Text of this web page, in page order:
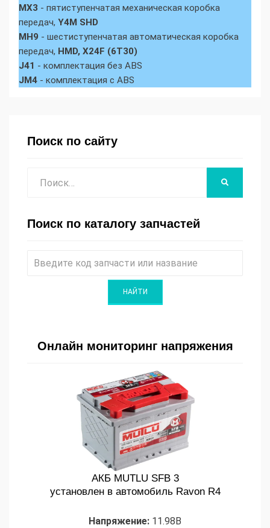
MX3 - пятиступенчатая механическая коробка
передач, Y4M SHD
MH9 - шестиступенчатая автоматическая коробка
передач, HMD, X24F (6T30)
J41 - комплектация без ABS
JM4 - комплектация с ABS
Поиск по сайту
Поиск по каталогу запчастей
Онлайн мониторинг напряжения
АКБ MUTLU SFB 3
установлен в автомобиль Ravon R4
Напряжение: 11.98В